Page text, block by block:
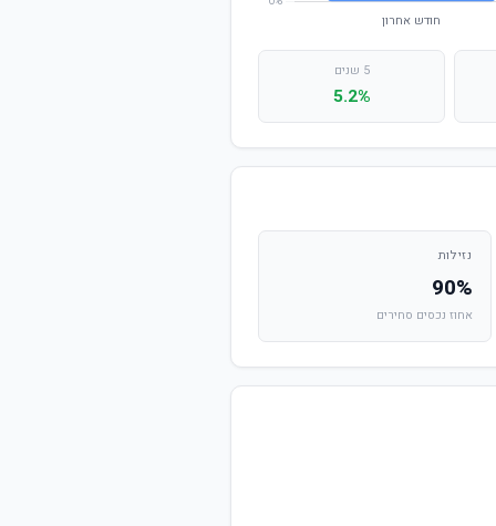
5 שנים
5.2%
נזילות
90%
אחוז נכסים סחירים